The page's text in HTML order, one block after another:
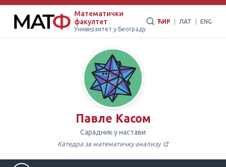
Математички
факултет
Универзитет у Београду
ЋИР ЛАТ ENG
Павле Касом
Сарадник у настави
Катедра за математичку анализу